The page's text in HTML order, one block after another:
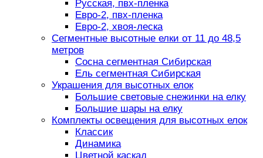
Русская, пвх-пленка
Евро-2, пвх-пленка
Евро-2, хвоя-леска
Сегментные высотные елки от 11 до 48,5
метров
Сосна сегментная Сибирская
Ель сегментная Сибирская
Украшения для высотных елок
Большие световые снежинки на елку
Большие шары на елку
Комплекты освещения для высотных елок
Классик
Динамика
Цветной каскад